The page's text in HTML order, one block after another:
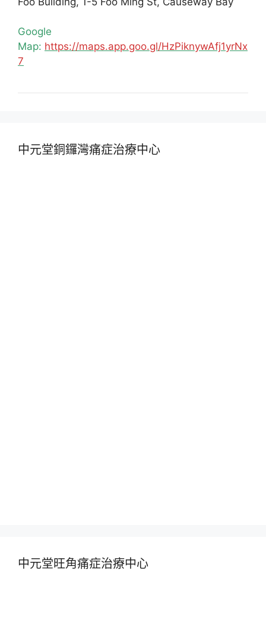
Google
Map: https://maps.app.goo.gl/HzPiknywAfj1yrNx
7
中元堂銅鑼灣痛症治療中心
中元堂旺角痛症治療中心